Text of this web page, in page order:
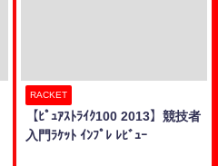
RACKET
【ﾋﾟｭｱｽﾄﾗｲｸ100 2013】競技者
入門ﾗｹｯﾄ ｲﾝﾌﾟﾚ ﾚﾋﾞｭｰ